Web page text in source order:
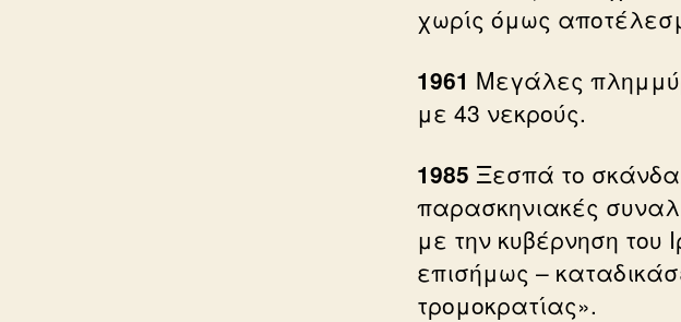
χωρίς όμως
1961 Μεγάλες
με 43 νεκρούς.
1985 Ξεσπά το
παρασκηνιακές
με την κυβέρνηση του
επισήμως –
τρομοκρατίας».